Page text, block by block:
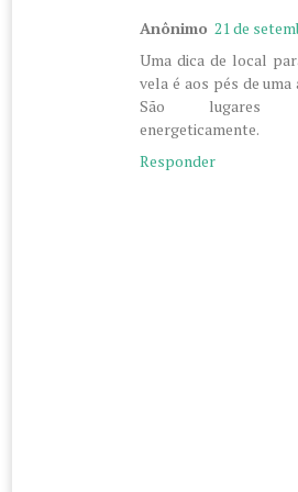
Anônimo 21 de
Uma dica de local
vela é aos pés de
São lugares
energeticamente.
Responder